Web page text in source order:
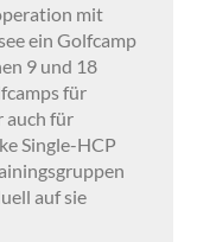
mit
ein Golfcamp
9 und 18
für
auch für
Single-HCP
auf sie